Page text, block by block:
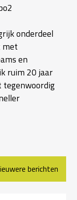
onderdeel
met
en
ruim 20 jaar
tegenwoordig
berichten